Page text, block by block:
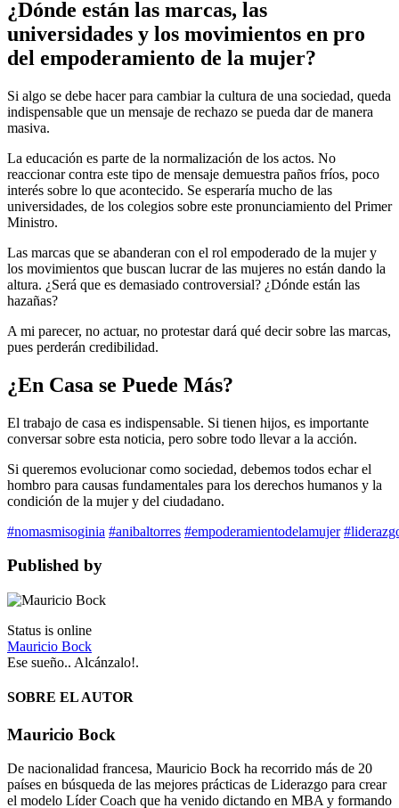
¿Dónde están las marcas, las
universidades y los movimientos en pro
del empoderamiento de la mujer?
Si algo se debe hacer para cambiar la cultura de una sociedad, queda
indispensable que un mensaje de rechazo se pueda dar de manera
masiva.
La educación es parte de la normalización de los actos. No
reaccionar contra este tipo de mensaje demuestra paños fríos, poco
interés sobre lo que acontecido. Se esperaría mucho de las
universidades, de los colegios sobre este pronunciamiento del Primer
Ministro.
Las marcas que se abanderan con el rol empoderado de la mujer y
los movimientos que buscan lucrar de las mujeres no están dando la
altura. ¿Será que es demasiado controversial? ¿Dónde están las
hazañas?
A mi parecer, no actuar, no protestar dará qué decir sobre las marcas,
pues perderán credibilidad.
¿En Casa se Puede Más?
El trabajo de casa es indispensable. Si tienen hijos, es importante
conversar sobre esta noticia, pero sobre todo llevar a la acción.
Si queremos evolucionar como sociedad, debemos todos echar el
hombro para causas fundamentales para los derechos humanos y la
condición de la mujer y del ciudadano.
#nomasmisoginia #anibaltorres #empoderamientodelamujer
Published by
Status is online
Mauricio Bock
Ese sueño.. Alcánzalo!.
SOBRE EL AUTOR
Mauricio Bock
De nacionalidad francesa, Mauricio Bock ha recorrido más de 20
países en búsqueda de las mejores prácticas de Liderazgo para crear
el modelo Líder Coach que ha venido dictando en MBA y formando